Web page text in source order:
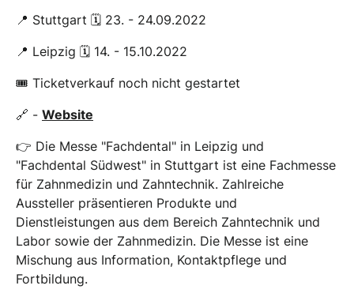
📍 Stuttgart 🗓 23. - 24.09.2022
📍 Leipzig 🗓 14. - 15.10.2022
🎟 Ticketverkauf noch nicht gestartet
🔗 - Website
👉 Die Messe "Fachdental" in Leipzig und
"Fachdental Südwest" in Stuttgart ist eine Fachmesse
für Zahnmedizin und Zahntechnik. Zahlreiche
Aussteller präsentieren Produkte und
Dienstleistungen aus dem Bereich Zahntechnik und
Labor sowie der Zahnmedizin. Die Messe ist eine
Mischung aus Information, Kontaktpflege und
Fortbildung.